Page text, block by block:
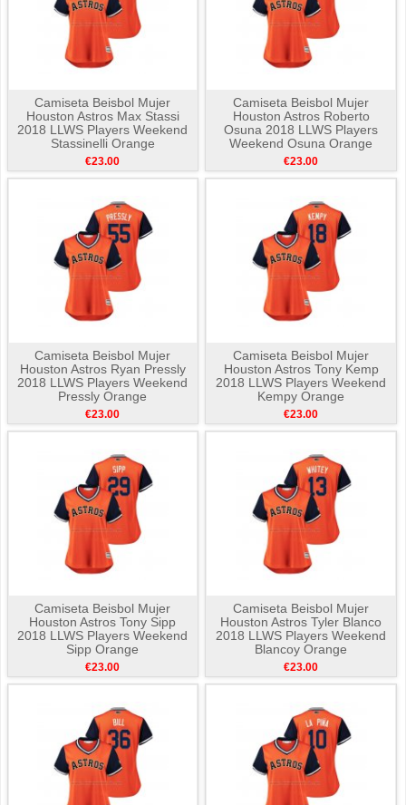
Camiseta Beisbol Mujer
Houston Astros Max Stassi
2018 LLWS Players Weekend
Stassinelli Orange
€23.00
Camiseta Beisbol Mujer
Houston Astros Roberto
Osuna 2018 LLWS Players
Weekend Osuna Orange
€23.00
Camiseta Beisbol Mujer
Houston Astros Ryan Pressly
2018 LLWS Players Weekend
Pressly Orange
€23.00
Camiseta Beisbol Mujer
Houston Astros Tony Kemp
2018 LLWS Players Weekend
Kempy Orange
€23.00
Camiseta Beisbol Mujer
Houston Astros Tony Sipp
2018 LLWS Players Weekend
Sipp Orange
€23.00
Camiseta Beisbol Mujer
Houston Astros Tyler Blanco
2018 LLWS Players Weekend
Blancoy Orange
€23.00